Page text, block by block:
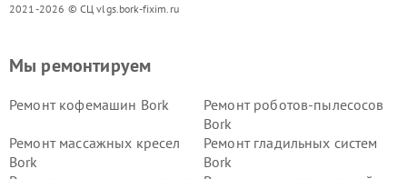
2021-2026 © СЦ vlgs.bork-fixim.ru
Мы ремонтируем
Ремонт кофемашин Bork
Ремонт роботов-пылесосов
Bork
Ремонт массажных кресел
Bork
Ремонт гладильных систем
Bork